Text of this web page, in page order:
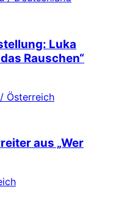
Luka
Rauschen“
Österreich
aus „Wer